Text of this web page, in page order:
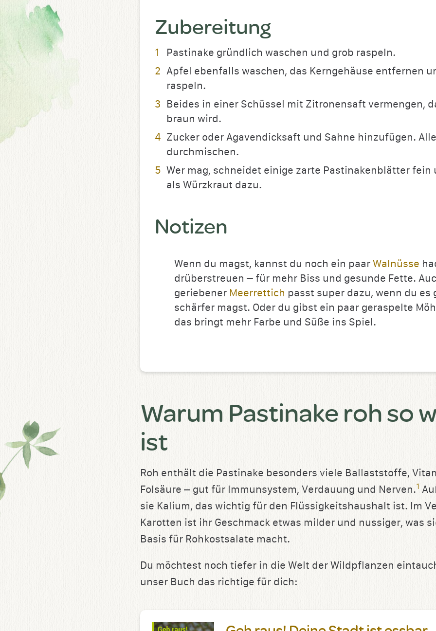
Zubereitung
Pastinake gründlich waschen und grob raspeln.
Apfel ebenfalls waschen, das Kerngehäuse entfernen
raspeln.
Beides in einer Schüssel mit Zitronensaft vermengen,
braun wird.
Zucker oder Agavendicksaft und Sahne hinzufügen.
durchmischen.
Wer mag, schneidet einige zarte Pastinakenblätter fein
als Würzkraut dazu.
Notizen
Wenn du magst, kannst du noch ein paar Walnüsse
drüberstreuen – für mehr Biss und gesunde Fette.
geriebener Meerrettich passt super dazu, wenn du es
schärfer magst. Oder du gibst ein paar geraspelte
das bringt mehr Farbe und Süße ins Spiel.
Warum Pastinake roh so
ist
Roh enthält die Pastinake besonders viele Ballaststoffe,
Folsäure – gut für Immunsystem, Verdauung und Nerven.1
sie Kalium, das wichtig für den Flüssigkeitshaushalt ist. Im
Karotten ist ihr Geschmack etwas milder und nussiger, was
Basis für Rohkostsalate macht.
Du möchtest noch tiefer in die Welt der Wildpflanzen
unser Buch das richtige für dich: